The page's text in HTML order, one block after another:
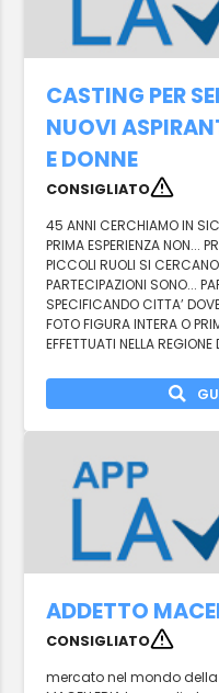
CASTING PER
NUOVI
E DONNE
CONSIGLIATO
45 ANNI CERCHIAMO IN
PRIMA ESPERIENZA NON...
PICCOLI RUOLI SI CERCANO
PARTECIPAZIONI SONO...
SPECIFICANDO CITTA’
FOTO FIGURA INTERA O
EFFETTUATI NELLA REGIONE
ADDETTO
CONSIGLIATO
mercato nel mondo della